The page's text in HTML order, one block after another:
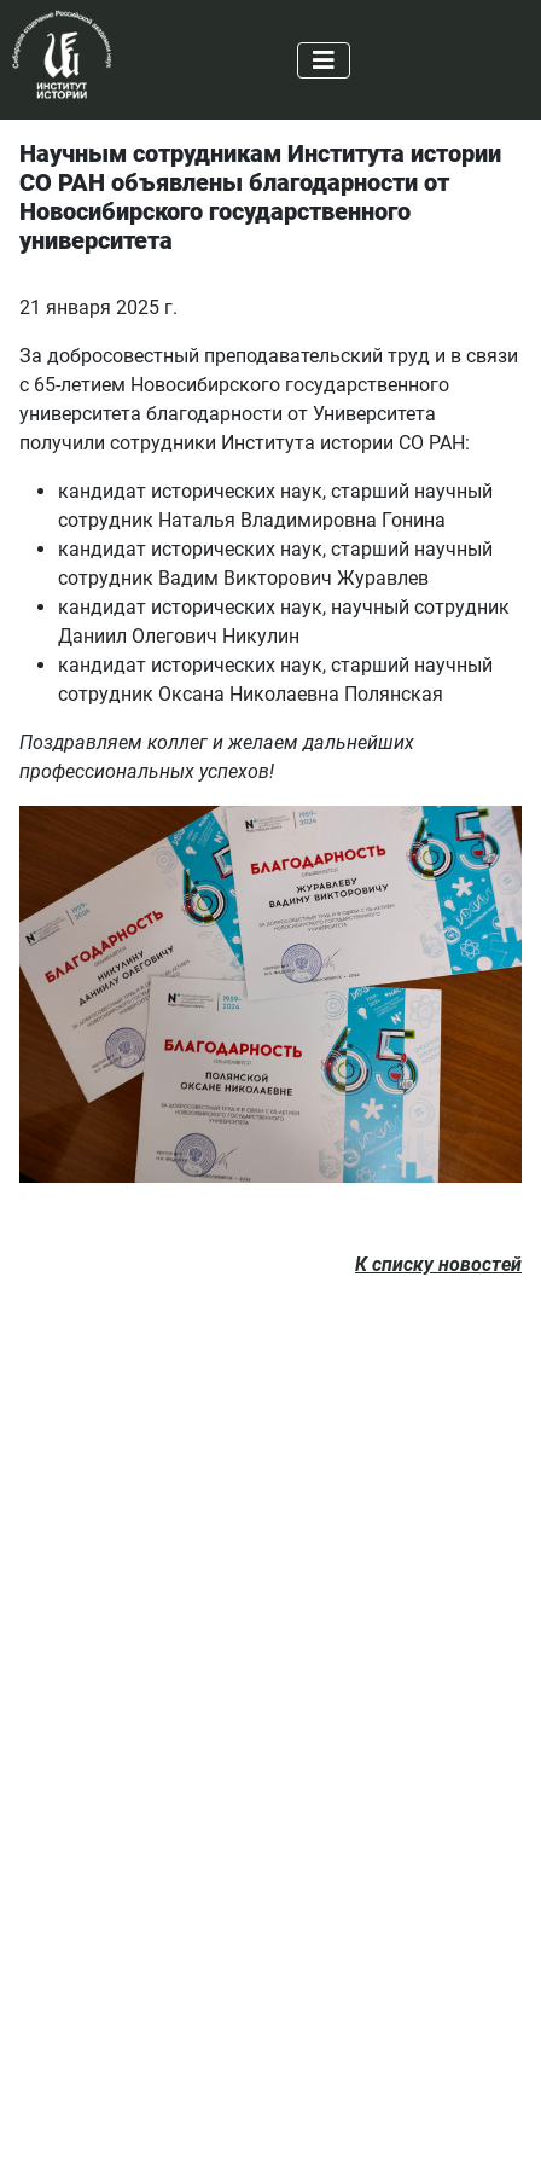
Научным сотрудникам Института истории
СО РАН объявлены благодарности от
Новосибирского государственного
университета
21 января 2025 г.
За добросовестный преподавательский труд и в связи
с 65-летием Новосибирского государственного
университета благодарности от Университета
получили сотрудники Института истории СО РАН:
кандидат исторических наук, старший научный
сотрудник Наталья Владимировна Гонина
кандидат исторических наук, старший научный
сотрудник Вадим Викторович Журавлев
кандидат исторических наук, научный сотрудник
Даниил Олегович Никулин
кандидат исторических наук, старший научный
сотрудник Оксана Николаевна Полянская
Поздравляем коллег и желаем дальнейших
профессиональных успехов!
К списку новостей